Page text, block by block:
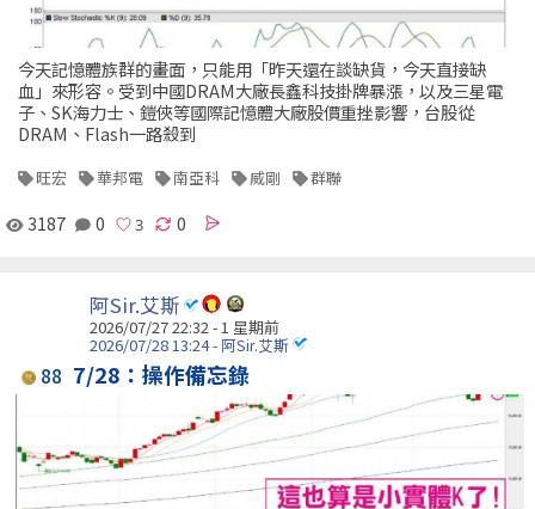
今天記憶體族群的畫面，只能用「昨天還在談缺貨，今天直接缺
血」來形容。受到中國DRAM大廠長鑫科技掛牌暴漲，以及三星電
子、SK海力士、鎧俠等國際記憶體大廠股價重挫影響，台股從
DRAM、Flash一路殺到
旺宏 華邦電 南亞科 威剛 群聯
3187 0 0
阿Sir.艾斯
2026/07/27 22:32 - 1 星期前
2026/07/28 13:24 - 阿Sir.艾斯
88 7/28：操作備忘錄